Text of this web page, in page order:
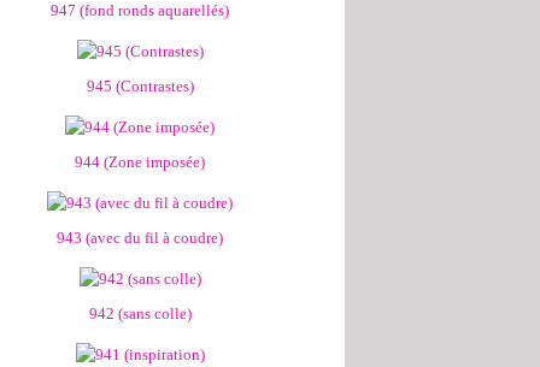
947 (fond ronds aquarellés)
945 (Contrastes)
944 (Zone imposée)
943 (avec du fil à coudre)
942 (sans colle)